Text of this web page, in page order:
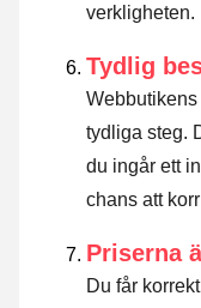
verkligheten.
Tydlig
tydliga steg.
du ingår ett
chans att
Priserna
Du får